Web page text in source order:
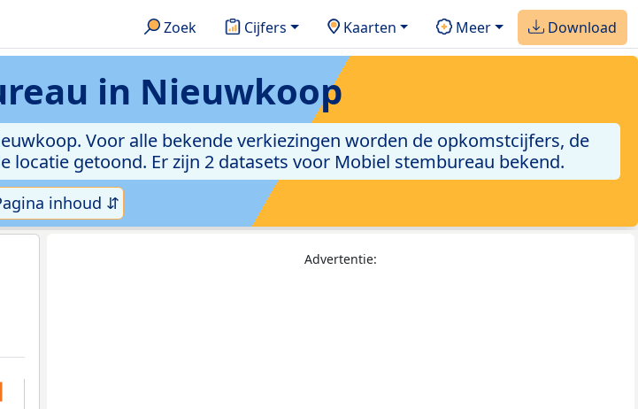
Zoek Cijfers Kaarten Meer Download
in Nieuwkoop
Voor alle bekende verkiezingen worden de opkomstcijfers, de
getoond. Er zijn 2 datasets voor Mobiel stembureau bekend.
inhoud ⇵
Advertentie: